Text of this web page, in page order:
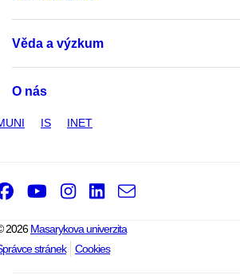
Věda a výzkum
O nás
IS INET
2026Masarykova univerzita
stránek
Cookies
Facebook
Youtube
Instagram
LinkedIn
e-